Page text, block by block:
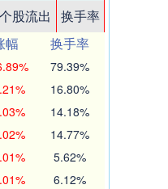
个股流出
换手率
幅
换手率
79.39%
16.80%
14.18%
14.77%
5.62%
6.12%